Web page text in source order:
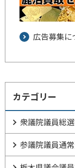
広告募集に
カテゴリー
衆議院議員総
参議院議員通